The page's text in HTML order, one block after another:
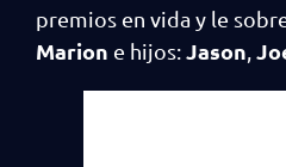
premios en vida y le
Marion e hijos:Jason